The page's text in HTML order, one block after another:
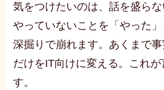
気をつけたいのは、話を盛らな
やっていないことを「やった
深掘りで崩れます。あくまで
だけをIT向けに変える。これ
す。